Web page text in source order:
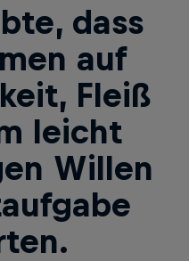
dass
auf
Fleiß
leicht
Willen